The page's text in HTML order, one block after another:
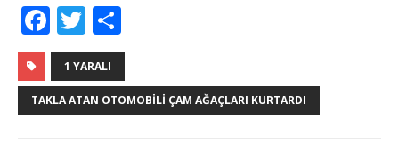
F
a
c
e
T
w
it
te
h
ar
e
1 YARALI
TAKLA ATAN OTOMOBILI ÇAM AĞAÇLARI KURTARDI